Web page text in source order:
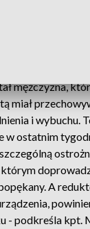
mężczyzna,
miał
i wybuchu.
w ostatnim
A
- podkreśla kpt.